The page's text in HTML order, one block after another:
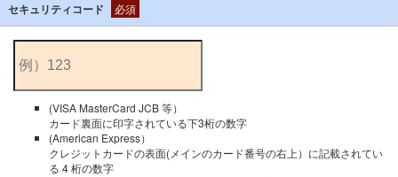
セキュリティコード 必須
(VISA MasterCard JCB 等）
カード裏面に印字されている下3桁の数字
(American Express）
クレジットカードの表面(メインのカード番号の右上）に記載されてい
る 4 桁の数字